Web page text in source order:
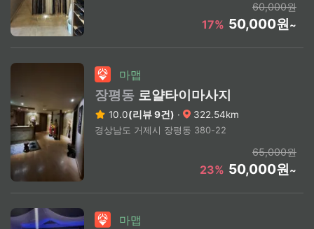
60,000원
17% 50,000원~
마맵
장평동 로얄타이마사지
10.0(리뷰 9건) · 322.54km
경상남도 거제시 장평동 380-22
65,000원
23% 50,000원~
마맵